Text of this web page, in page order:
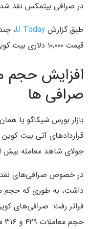
در صرافی بیتمکس نقد
طبق گزارش U.Today،
قیمت ۱۰,۰۰۰ دلاری بیت کو‌ین به سطح حمایتی تبدیل خواهد شد.
افزایش حجم
صرافی ها
جولای شاهد معامله بیش از ۱.۲ میلیارد دلار قرارداد
در خصوص صرافی‌های
فراتر رفت. صرافی‌های